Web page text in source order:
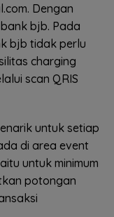
Dengan
bjb. Pada
bjb tidak perlu
charging
scan QRIS
untuk setiap
di area event
untuk minimum
potongan